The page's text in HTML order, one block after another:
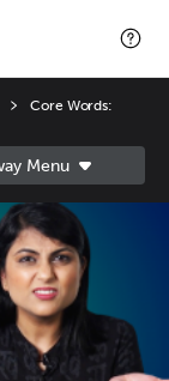
Core Words: